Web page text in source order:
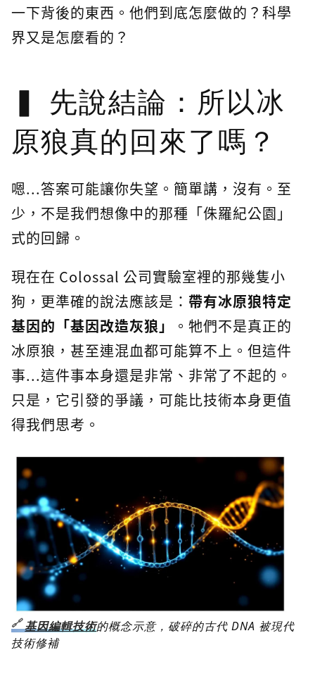
一下背後的東西。他們到底怎麼做的？科學
界又是怎麼看的？
先說結論：所以冰
原狼真的回來了嗎？
嗯...答案可能讓你失望。簡單講，沒有。至
少，不是我們想像中的那種「侏羅紀公園」
式的回歸。
現在在 Colossal 公司實驗室裡的那幾隻小
狗，更準確的說法應該是： 帶有冰原狼特定
基因的「基因改造灰狼」
。牠們不是真正的
冰原狼，甚至連混血都可能算不上。但這件
事...這件事本身還是非常、非常了不起的。
只是，它引發的爭議，可能比技術本身更值
得我們思考。
基因編輯技術的概念示意，破碎的古代 DNA 被現代
技術修補